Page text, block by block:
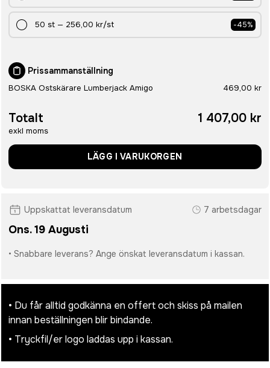
50 st — 256,00 kr/st -45%
Prissammanställning
BOSKA Ostskärare Lumberjack Amigo 469,00 kr
Totalt
exkl moms
1 407,00 kr
LÄGG I VARUKORGEN
Uppskattat leveransdatum 7 arbetsdagar
Ons. 19 Augusti
• Snabbare leverans? Ange önskat leveransdatum i kassan.
• Du får alltid godkänna en offert och skiss på mailen
innan beställningen blir bindande.
• Tryckfil/er logo laddas upp i kassan.